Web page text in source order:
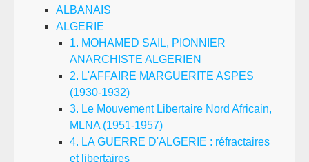
ALBANAIS
ALGERIE
1. MOHAMED SAIL, PIONNIER
ANARCHISTE ALGERIEN
2. L'AFFAIRE MARGUERITE ASPES
(1930-1932)
3. Le Mouvement Libertaire Nord Africain,
MLNA (1951-1957)
4. LA GUERRE D'ALGERIE : réfractaires
et libertaires